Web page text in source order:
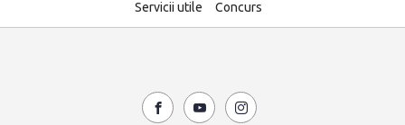
Servicii utile Concurs